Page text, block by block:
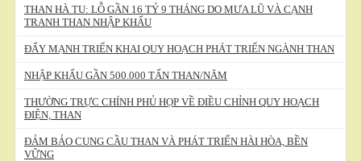
THAN HÀ TU: LỖ GẦN 16 TỶ 9 THÁNG DO MƯA LŨ VÀ CẠNH
TRANH THAN NHẬP KHẨU
ĐẨY MẠNH TRIỂN KHAI QUY HOẠCH PHÁT TRIỂN NGÀNH THAN
NHẬP KHẨU GẦN 500.000 TẤN THAN/NĂM
THƯỜNG TRỰC CHÍNH PHỦ HỌP VỀ ĐIỀU CHỈNH QUY HOẠCH
ĐIỆN, THAN
ĐẢM BẢO CUNG CẦU THAN VÀ PHÁT TRIỂN HÀI HÒA, BỀN
VỮNG